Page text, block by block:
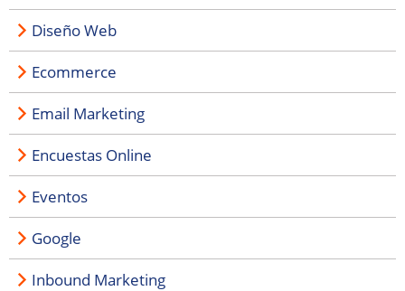
Diseño Web
Ecommerce
Email Marketing
Encuestas Online
Eventos
Google
Inbound Marketing